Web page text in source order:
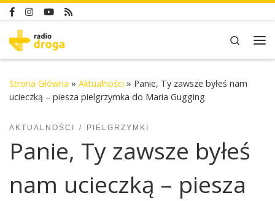
Skip to content
Search
Strona Główna » Aktualności » Panie, Ty zawsze byłeś nam
ucieczką – piesza pielgrzymka do Maria Gugging
AKTUALNOŚCI PIELGRZYMKI
Panie, Ty zawsze byłeś
nam ucieczką – piesza